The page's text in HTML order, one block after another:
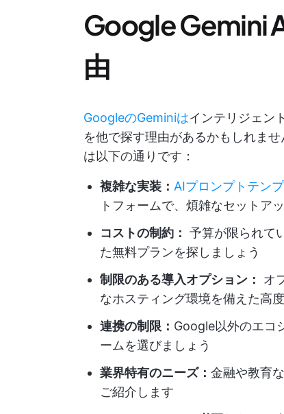
Google Gemini
由
GoogleのGeminiはインテリジェン
を他で探す理由があるかもしれま
は以下の通りです：
複雑な実装： AIプロンプトテン
トフォームで、煩雑なセットア
コストの制約： 予算が限られて
た無料プランを探しましょう
制限のある導入オプション：
オ
なホスティング環境を備えた高
連携の制限： Google以外のエコ
ームを選びましょう
業界特有のニーズ： 金融や教育
ご紹介します